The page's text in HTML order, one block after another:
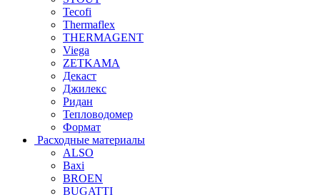
Tecofi
Thermaflex
THERMAGENT
Viega
ZETKAMA
Декаст
Джилекс
Ридан
Тепловодомер
Формат
Расходные материалы
ALSO
Baxi
BROEN
BUGATTI